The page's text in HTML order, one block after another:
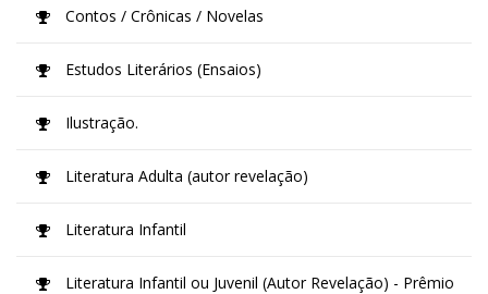
Contos / Crônicas / Novelas
Estudos Literários (Ensaios)
Ilustração.
Literatura Adulta (autor revelação)
Literatura Infantil
Literatura Infantil ou Juvenil (Autor Revelação) - Prêmio